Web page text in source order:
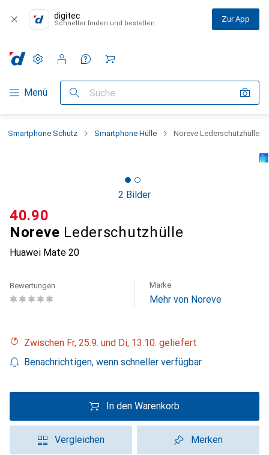
digitec
Schneller finden und bestellen Zur App
Navigation nach Kategorien
Menü Suche
Einstellungen
Kundenkonto
Vergleichslisten
Merklisten
Warenkorb
Smartphone Schutz Smartphone Hülle Noreve Lederschutzhülle
2 Bilder
Noreve Lederschutzhülle
Huawei Mate 20
CHF
40.90
Bewertungen Marke
Mehr von Noreve
Zwischen Fr, 25.9. und Di, 13.10. geliefert
Benachrichtigen, wenn schneller verfügbar
In den Warenkorb
Vergleichen Merken